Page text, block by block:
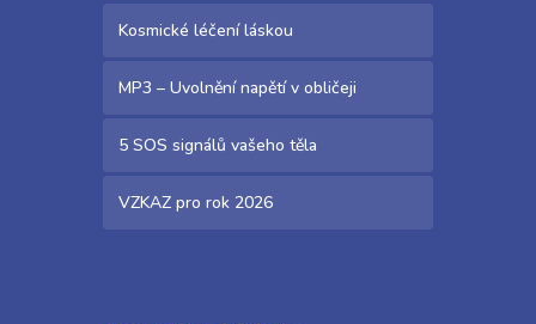
Kosmické léčení láskou
MP3 – Uvolnění napětí v obličeji
5 SOS signálů vašeho těla
VZKAZ pro rok 2026